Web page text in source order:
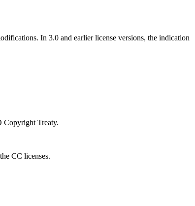
In 3.0 and earlier license versions, the indication
Copyright Treaty.
CC licenses.